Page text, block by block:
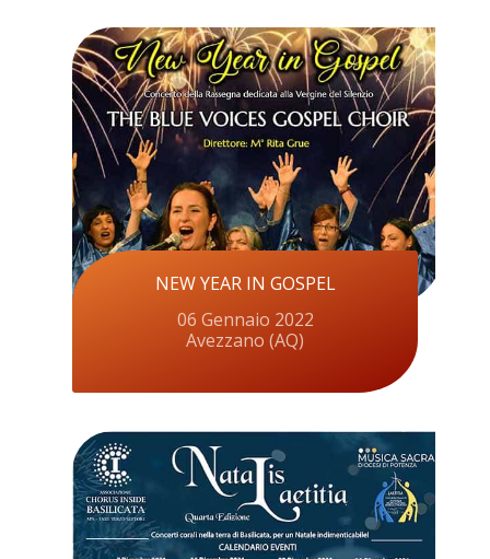
NEW YEAR IN GOSPEL
06 Gennaio 2022
Avezzano (AQ)